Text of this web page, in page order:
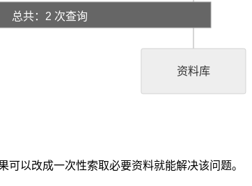
资料库
总共：2 次查询
可以改成一次性索取必要资料就能解决该问题。